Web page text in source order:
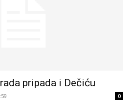
pripada i Dečiću
0